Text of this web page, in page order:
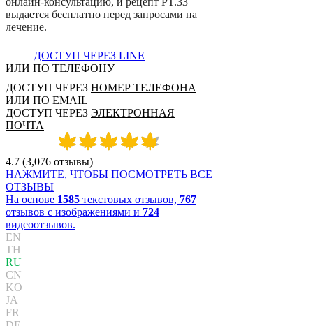
выдается бесплатно перед запросами на
лечение.
ДОСТУП ЧЕРЕЗ LINE
ИЛИ ПО ТЕЛЕФОНУ
ДОСТУП ЧЕРЕЗ НОМЕР ТЕЛЕФОНА
ИЛИ ПО EMAIL
ДОСТУП ЧЕРЕЗ ЭЛЕКТРОННАЯ
ПОЧТА
4.7 (3,076 отзывы)
НАЖМИТЕ, ЧТОБЫ ПОСМОТРЕТЬ ВСЕ
ОТЗЫВЫ
На основе 1585 текстовых отзывов, 767
отзывов с изображениями и 724
видеоотзывов.
EN
TH
RU
CN
KO
JA
FR